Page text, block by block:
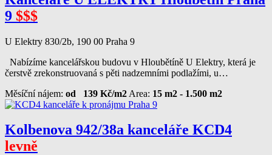
9 $$$
U Elektry 830/2b, 190 00 Praha 9
Nabízíme kancelářskou budovu v Hloubětíně U Elektry, která je
čerstvě zrekonstruovaná s pěti nadzemními podlažími, u…
Měsíční nájem: od 139 Kč/m2 Area: 15 m2 - 1.500 m2
Kolbenova 942/38a kanceláře KCD4
levně